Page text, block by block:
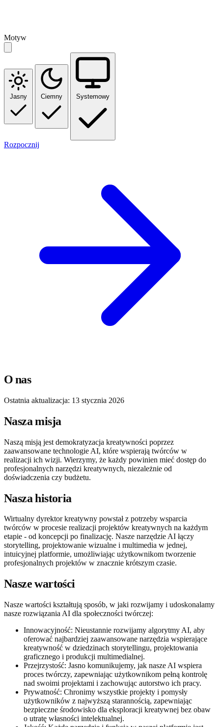
Motyw
Jasny Ciemny Systemowy
Rozpocznij
O nas
Ostatnia aktualizacja: 13 stycznia 2026
Nasza misja
Naszą misją jest demokratyzacja kreatywności poprzez
zaawansowane technologie AI, które wspierają twórców w
realizacji ich wizji. Wierzymy, że każdy powinien mieć dostęp do
profesjonalnych narzędzi kreatywnych, niezależnie od
doświadczenia czy budżetu.
Nasza historia
Wirtualny dyrektor kreatywny powstał z potrzeby wsparcia
twórców w procesie realizacji projektów kreatywnych na każdym
etapie - od koncepcji po finalizację. Nasze narzędzie AI łączy
storytelling, projektowanie wizualne i multimedia w jednej,
intuicyjnej platformie, umożliwiając użytkownikom tworzenie
profesjonalnych projektów w znacznie krótszym czasie.
Nasze wartości
Nasze wartości kształtują sposób, w jaki rozwijamy i udoskonalamy
nasze rozwiązania AI dla społeczności twórczej:
Innowacyjność: Nieustannie rozwijamy algorytmy AI, aby
oferować najbardziej zaawansowane narzędzia wspierające
kreatywność w dziedzinach storytellingu, projektowania
graficznego i produkcji multimedialnej.
Przejrzystość: Jasno komunikujemy, jak nasze AI wspiera
proces twórczy, zapewniając użytkownikom pełną kontrolę
nad swoimi projektami i zachowując autorstwo ich pracy.
Prywatność: Chronimy wszystkie projekty i pomysły
użytkowników z najwyższą starannością, zapewniając
bezpieczne środowisko dla eksploracji kreatywnej bez obaw
o utratę własności intelektualnej.